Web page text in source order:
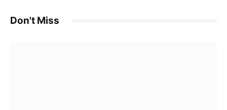
Don't Miss